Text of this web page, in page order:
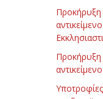
Προκήρυξη
Προκήρυξη